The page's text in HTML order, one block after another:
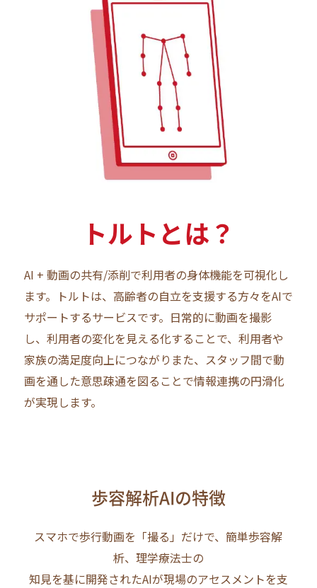
トルトとは？
AI + 動画の共有/添削で利用者の身体機能を可視化し
ます。トルトは、高齢者の自立を支援する方々をAIで
サポートするサービスです。日常的に動画を撮影
し、利用者の変化を見える化することで、利用者や
家族の満足度向上につながりまた、スタッフ間で動
画を通した意思疎通を図ることで情報連携の円滑化
が実現します。
歩容解析AIの特徴
スマホで歩行動画を「撮る」だけで、簡単歩容解
析、理学療法士の
知見を基に開発されたAIが現場のアセスメントを支